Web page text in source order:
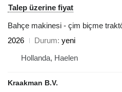
Talep üzerine fiyat
Bahçe makinesi - çim biçme
2026
Durum yeni
Hollanda, Haelen
Kraakman B.V.